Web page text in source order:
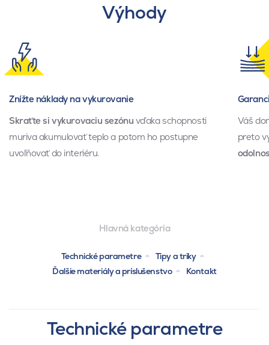
Výhody
Znížte náklady na vykurovanie
Skraťte si vykurovaciu sezónu vďaka schopnosti
muriva akumulovať teplo a potom ho postupne
uvoľňovať do interiéru.
Váš
preto
Hlavná kategória
Technické parametre
Tipy a triky
Ďalšie materiály a príslušenstvo
Kontakt
Technické parametre